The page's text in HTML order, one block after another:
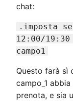
chat:
.imposta
12:00/19:30
campo1
Questo farà sì
campo_1
prenota, e sia